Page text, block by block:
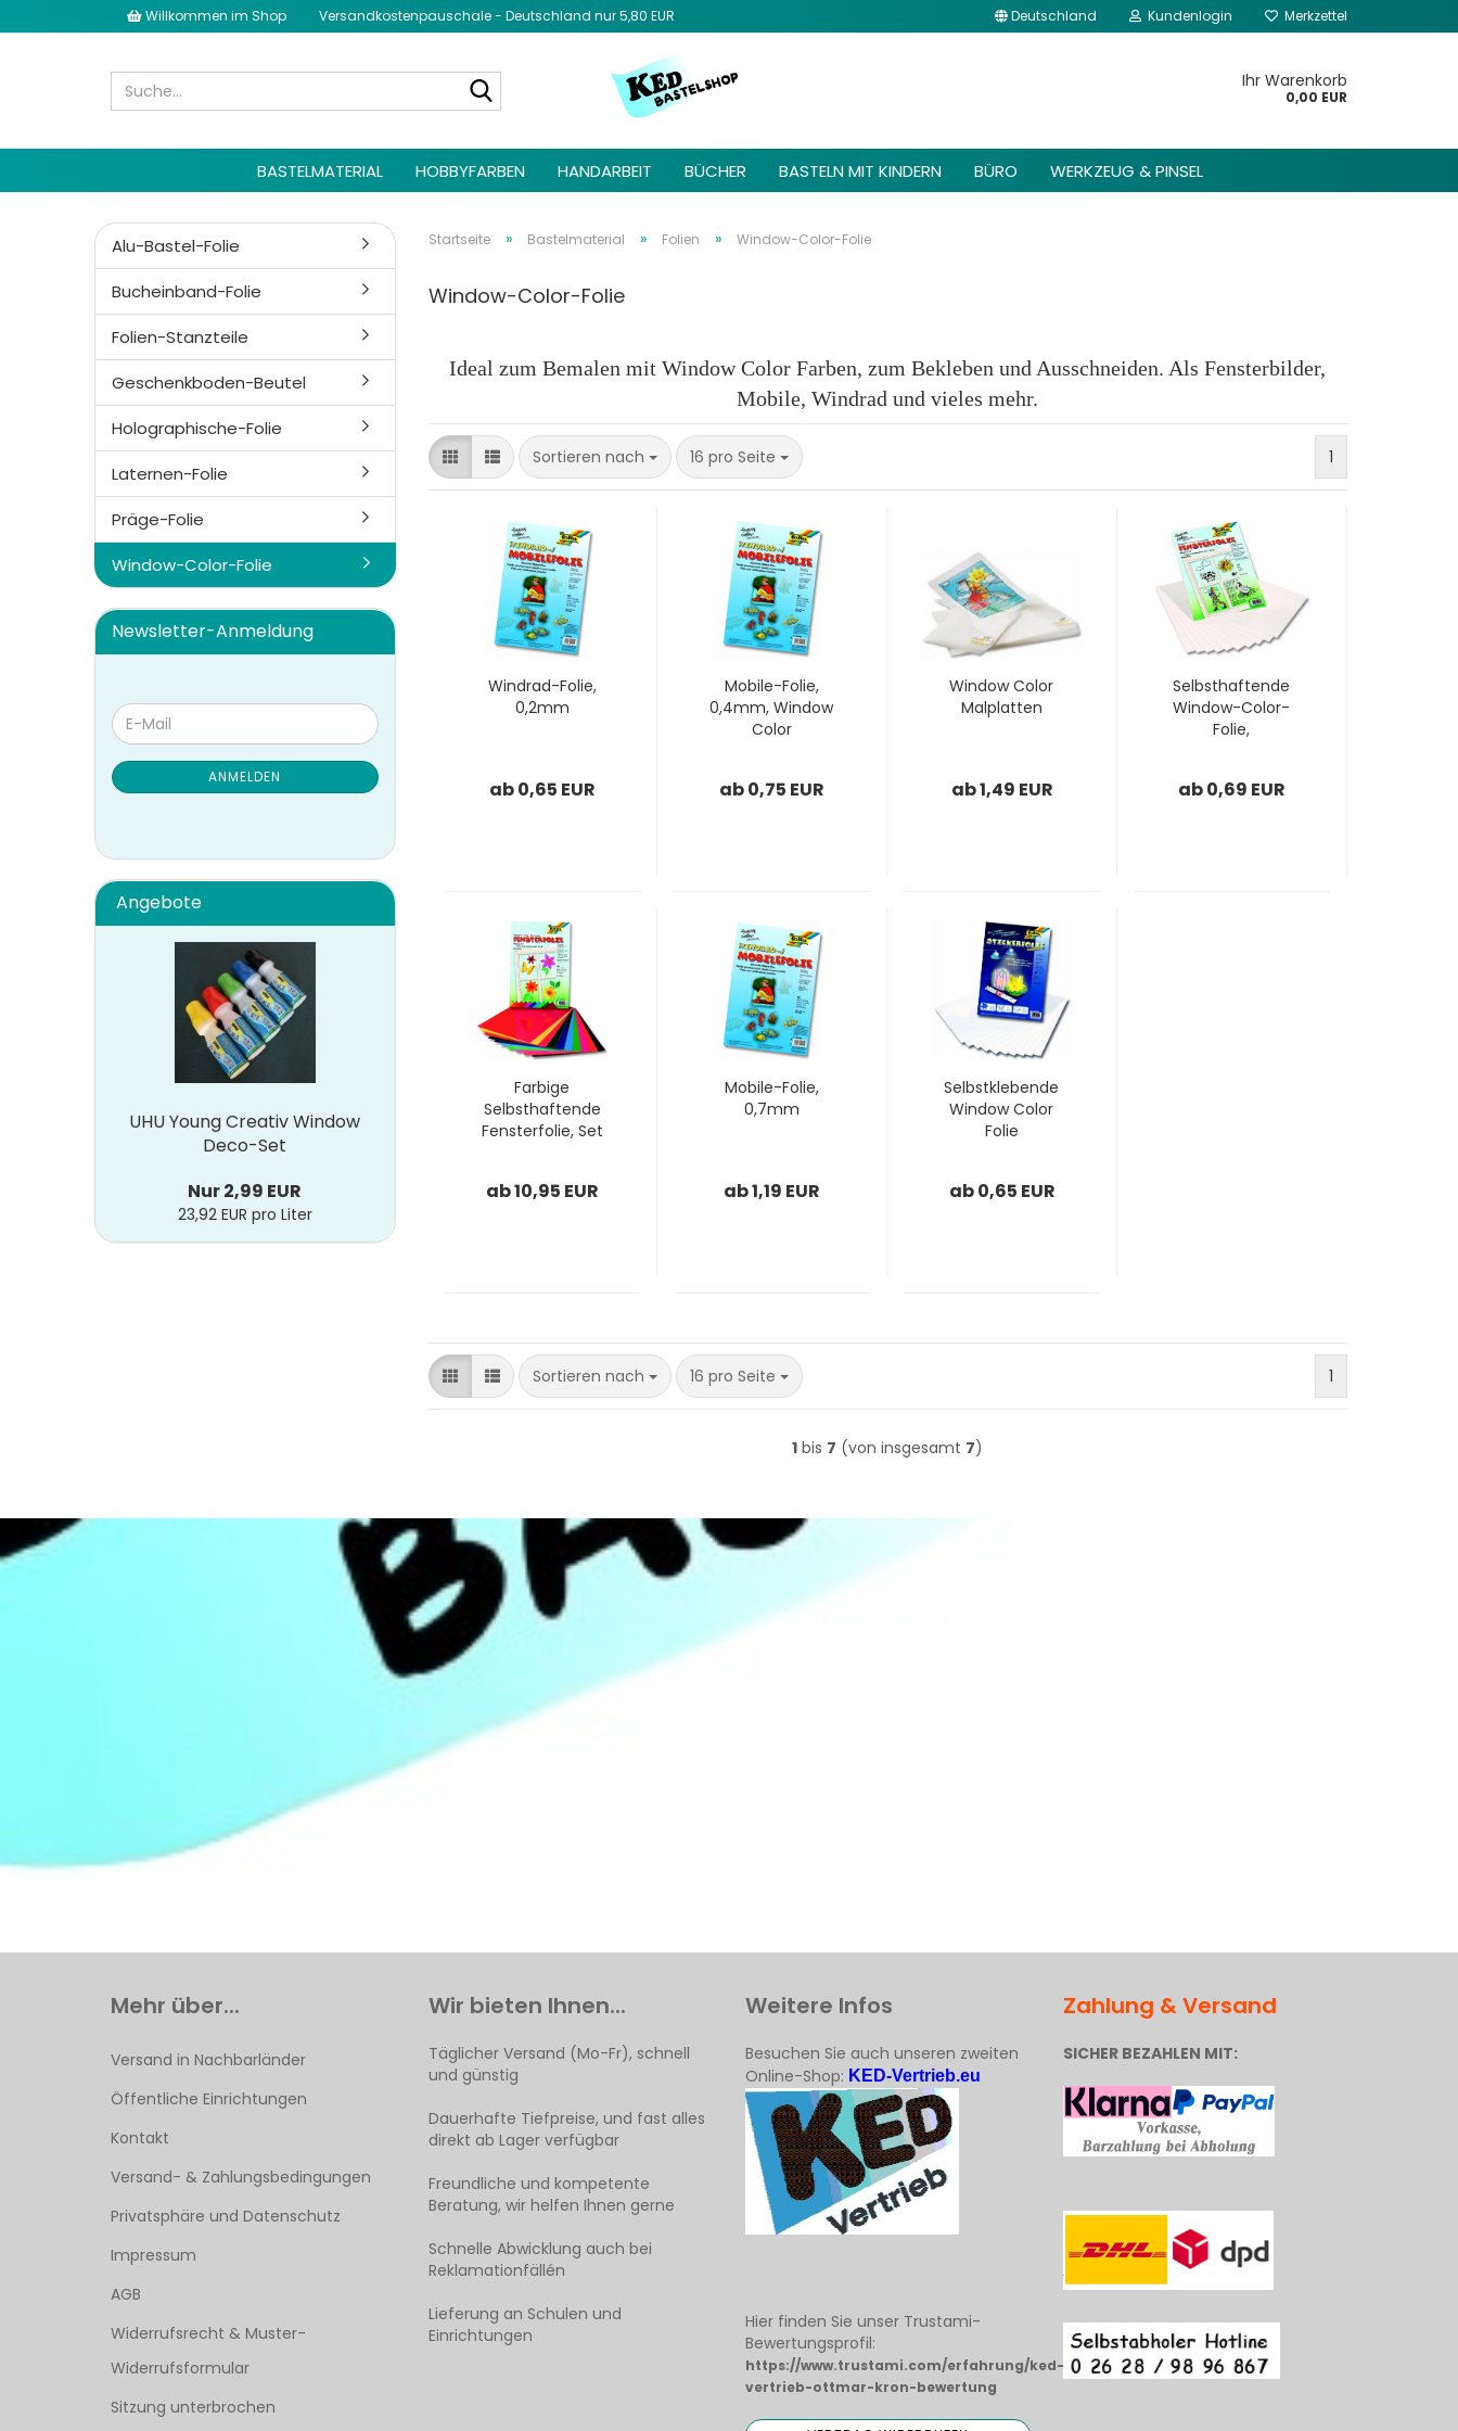
Willkommen im Shop Versandkostenpauschale - Deutschland nur 5,80 EUR Deutschland Kundenlogin Merkzettel
Ihr Warenkorb
0,00 EUR
BASTELMATERIAL HOBBYFARBEN HANDARBEIT BÜCHER BASTELN MIT KINDERN BÜRO WERKZEUG & PINSEL
Startseite » Bastelmaterial » Folien » Window-Color-Folie
Window-Color-Folie
Ideal zum Bemalen mit Window Color Farben, zum Bekleben und Ausschneiden. Als Fensterbilder,
Mobile, Windrad und vieles mehr.
Sortieren nach
Sortieren nach 16 pro Seite
pro Seite 1
Windrad-Folie,
0,2mm
ab 0,65 EUR
Mobile-Folie,
0,4mm, Window
Color
ab 0,75 EUR
Window Color
Malplatten
ab 1,49 EUR
Selbsthaftende
Window-Color-
Folie,
ab 0,69 EUR
Farbige
Selbsthaftende
Fensterfolie, Set
ab 10,95 EUR
Mobile-Folie,
0,7mm
ab 1,19 EUR
Selbstklebende
Window Color
Folie
ab 0,65 EUR
Sortieren nach
Sortieren nach 16 pro Seite
pro Seite 1
1 bis 7 (von insgesamt 7)
Alu-Bastel-Folie
Bucheinband-Folie
Folien-Stanzteile
Geschenkboden-Beutel
Holographische-Folie
Laternen-Folie
Präge-Folie
Window-Color-Folie
Newsletter-Anmeldung
WEITER
ZUR
NEWSLETTER-
ANMELDUNG
E-
Mail
ANMELDEN
Angebote
UHU Young Creativ Window
Deco-Set
Nur 2,99 EUR
23,92 EUR pro Liter
Mehr über...
Versand in Nachbarländer
Öffentliche Einrichtungen
Kontakt
Versand- & Zahlungsbedingungen
Privatsphäre und Datenschutz
Impressum
AGB
Widerrufsrecht & Muster-
Widerrufsformular
Sitzung unterbrochen
Wir bieten Ihnen...
Täglicher Versand (Mo-Fr), schnell
und günstig
Dauerhafte Tiefpreise, und fast alles
direkt ab Lager verfügbar
Freundliche und kompetente
Beratung, wir helfen Ihnen gerne
Schnelle Abwicklung auch bei
Reklamationfällén
Lieferung an Schulen und
Einrichtungen
Weitere Infos
Besuchen Sie auch unseren zweiten
Online-Shop: KED-Vertrieb.eu
Hier finden Sie unser Trustami-
Bewertungsprofil:
https://www.trustami.com/erfahrung/ked-
vertrieb-ottmar-kron-bewertung
Zahlung & Versand
SICHER BEZAHLEN MIT: